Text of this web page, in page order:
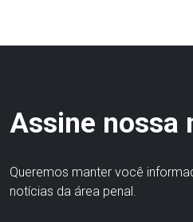
Assine nossa
Queremos manter você
notícias da área penal.